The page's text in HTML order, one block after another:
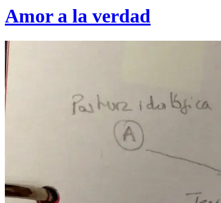
Amor a la verdad